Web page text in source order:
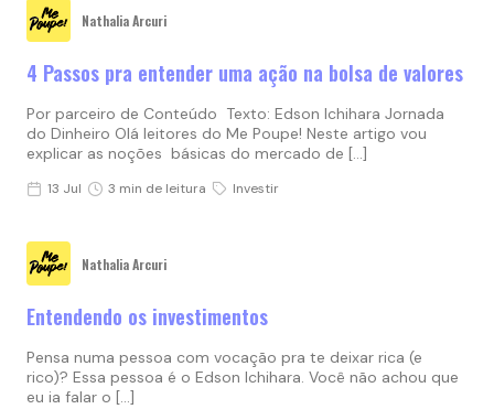
Nathalia Arcuri
4 Passos pra entender uma ação na bolsa de valores
Por parceiro de Conteúdo Texto: Edson Ichihara Jornada
do Dinheiro Olá leitores do Me Poupe! Neste artigo vou
explicar as noções básicas do mercado de […]
13 Jul 3 min de leitura Investir
Nathalia Arcuri
Entendendo os investimentos
Pensa numa pessoa com vocação pra te deixar rica (e
rico)? Essa pessoa é o Edson Ichihara. Você não achou que
eu ia falar o […]